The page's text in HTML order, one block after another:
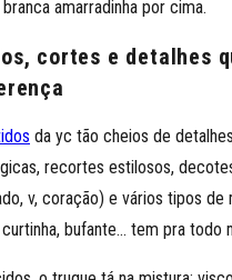
amarradinha por cima.
cortes e detalhes
da yc tão cheios de
recortes estilosos,
v, coração) e vários tipos de
bufante... tem pra todo